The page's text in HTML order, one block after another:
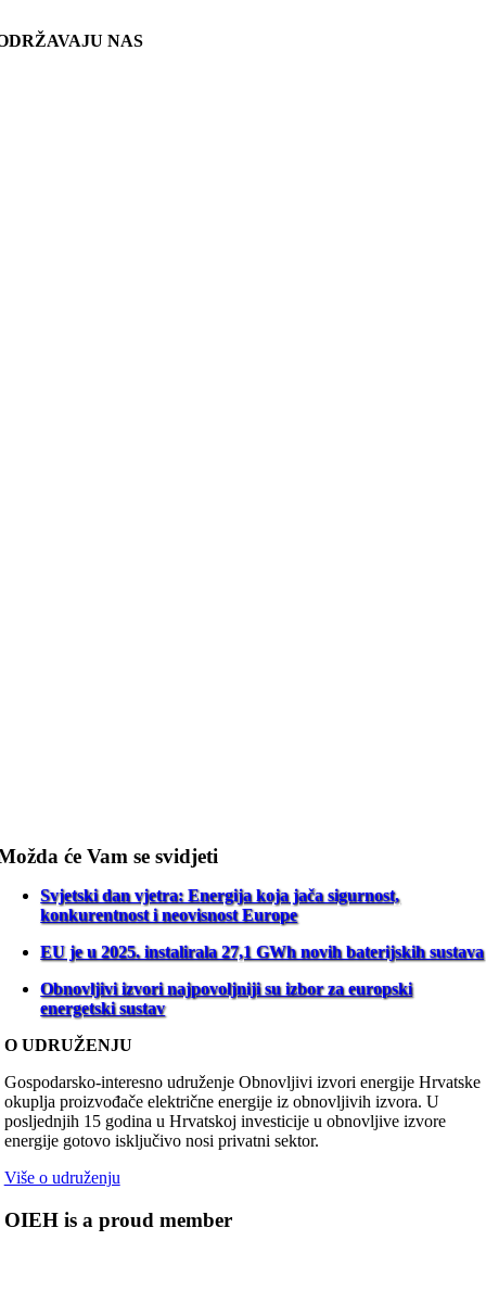
NAS
će Vam se svidjeti
Svjetski dan vjetra: Energija koja jača sigurnost,
konkurentnost i neovisnost Europe
EU je u 2025. instalirala 27,1 GWh novih baterijskih sustava
Obnovljivi izvori najpovoljniji su izbor za europski
energetski sustav
O UDRUŽENJU
Gospodarsko-interesno udruženje Obnovljivi izvori energije Hrvatske
okuplja proizvođače električne energije iz obnovljivih izvora. U
posljednjih 15 godina u Hrvatskoj investicije u obnovljive izvore
energije gotovo isključivo nosi privatni sektor.
Više o udruženju
OIEH is a proud member